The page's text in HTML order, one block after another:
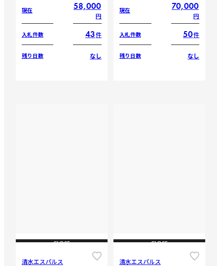
現在 58,000
円
入札件数 43件
残り日数 なし
現在 70,000
円
入札件数 50件
残り日数 なし
CLOSE
清水エスパルス
CLOSE
清水エスパルス